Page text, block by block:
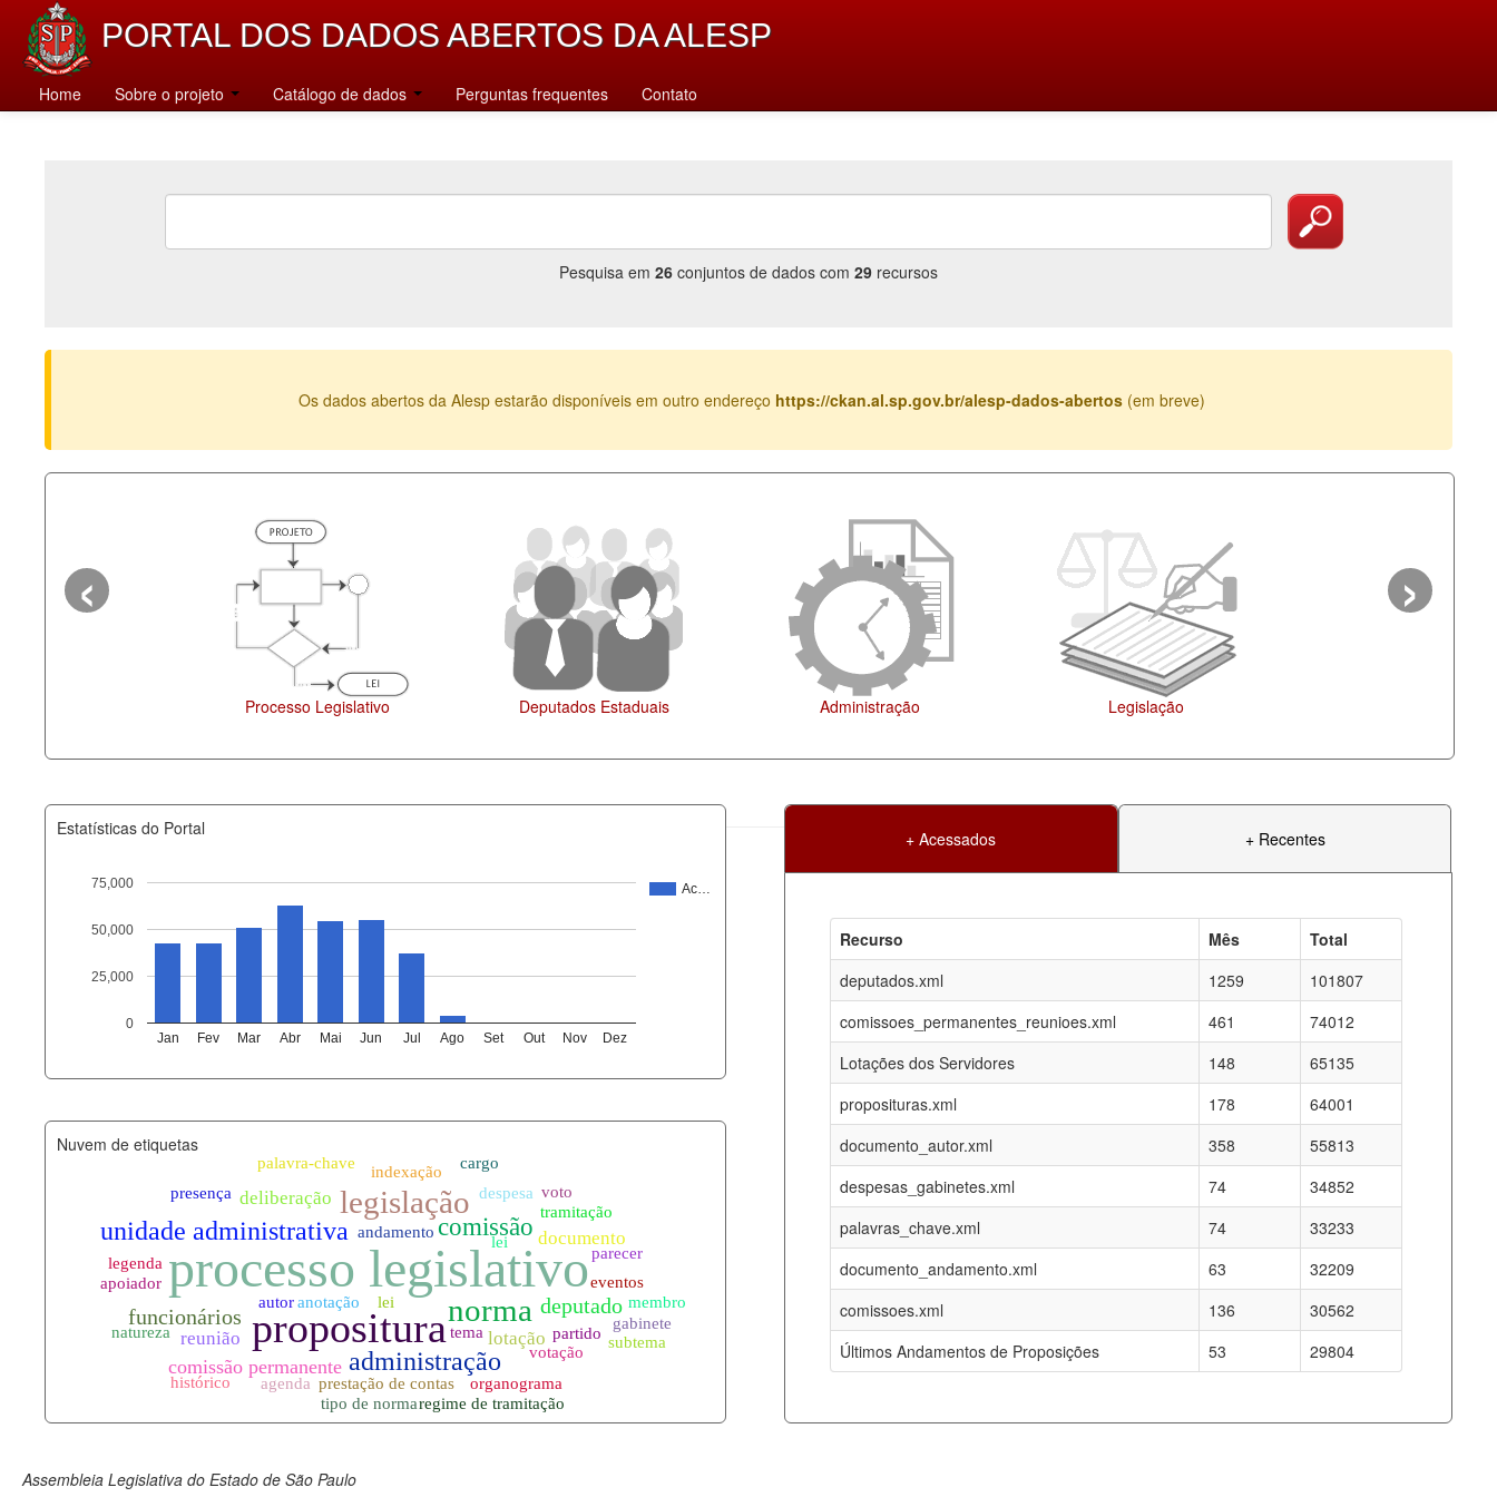
PORTAL DOS DADOS ABERTOS DA ALESP
Home Sobre o projeto Catálogo de dados Perguntas frequentes Contato
Pesquisa em 26 conjuntos de dados com 29 recursos
Os dados abertos da Alesp estarão disponíveis em outro endereço https://ckan.al.sp.gov.br/alesp-dados-abertos (em breve)
Deputados Estaduais Administração Legislação
‹ ›
Estatísticas do Portal
Ac…
Jan Fev Mar Abr Mai Jun Jul Ago Set Out Nov Dez
0
25,000
50,000
75,000
+ Acessados + Recentes
Recurso Mês
Total
deputados.xml
1259
101807
comissoes_permanentes_reunioes.xml
461
74012
Lotações dos Servidores
148
65135
proposituras.xml
178
64001
documento_autor.xml
358
55813
despesas_gabinetes.xml
74
34852
palavras_chave.xml
74
33233
documento_andamento.xml
63
32209
comissoes.xml
136
30562
Últimos Andamentos de Proposições
53 29804
documento_andamento_atual.xml
05-08-2026
agenda_eventos.xml
05-08-2026
comissoes_permanentes_votacoes.xml
documento_andamento.xml
05-08-2026
palavras_chave.xml
05-08-2026
legislacao_normas.xml
05-08-2026
legislacao_norma_anotacoes.xml
05-08-2026
Nuvem de etiquetas
Assembleia Legislativa do Estado de São Paulo